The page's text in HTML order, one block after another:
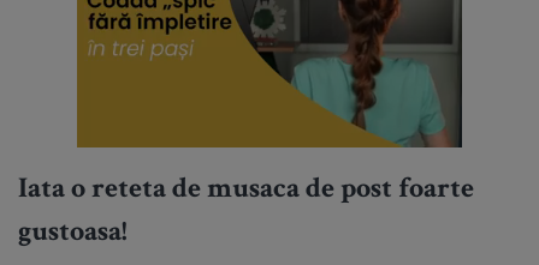
Iata o reteta de musaca de post foarte
gustoasa!